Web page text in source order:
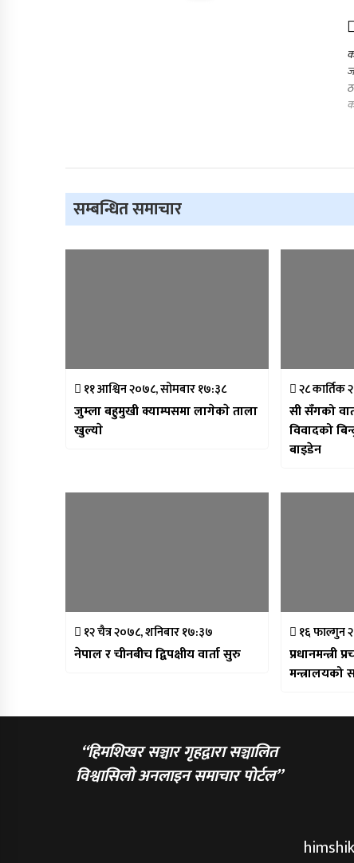
सम्बन्धित समाचार
११ आश्विन २०७८, सोमबार १७:३८
जुम्ला बहुमुखी क्याम्पसमा लागेकाे ताला
खुल्याे
२८ कार्तिक
सी सँगको
विवादको
बाइडेन
१२ चैत्र २०७८, शनिबार १७:३७
नेपाल र चीनबीच द्विपक्षीय वार्ता सुरु
१६ फाल्गुन
प्रधानमन्त्री
मन्त्रालयको
“हिमशिखर सञ्चार गृहद्वारा सञ्चालित
विश्वासिलो अनलाइन समाचार पोर्टल”